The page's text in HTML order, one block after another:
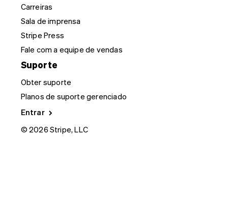
Carreiras
Sala de imprensa
Stripe Press
Fale com a equipe de vendas
Suporte
Obter suporte
Planos de suporte gerenciado
Entrar
© 2026 Stripe, LLC